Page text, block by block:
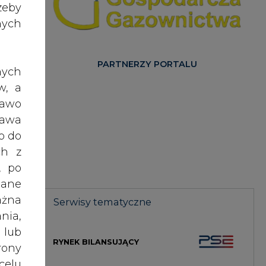
a
do
z
po
-